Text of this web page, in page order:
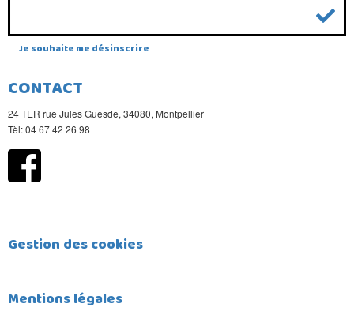
Je souhaite me désinscrire
CONTACT
24 TER rue Jules Guesde, 34080, Montpellier
Tèl: 04 67 42 26 98
Gestion des cookies
Mentions légales